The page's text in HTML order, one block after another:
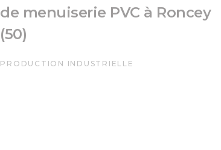
de menuiserie PVC à Roncey
(50)
PRODUCTION INDUSTRIELLE